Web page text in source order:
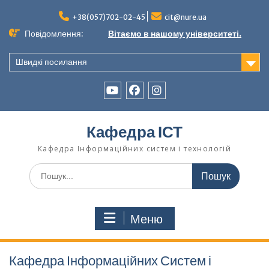
вмісту
+38(057)702-02-45 cit@nure.ua
Повідомлення: Вітаємо в нашому університеті.
Швидкі посилання
Кафедра ІСТ
Кафедра Інформаційних систем і технологій
Шукати:
Меню
Кафедра Інформаційних Систем і